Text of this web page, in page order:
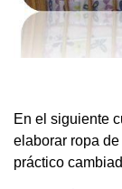
En el siguiente
elaborar ropa
práctico